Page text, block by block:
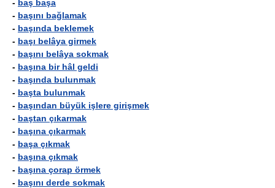
- baş başa
- başını bağlamak
- başında beklemek
- başı belâya girmek
- başını belâya sokmak
- başına bir hâl geldi
- başında bulunmak
- başta bulunmak
- başından büyük işlere girişmek
- baştan çıkarmak
- başına çıkarmak
- başa çıkmak
- başına çıkmak
- başına çorap örmek
- başını derde sokmak